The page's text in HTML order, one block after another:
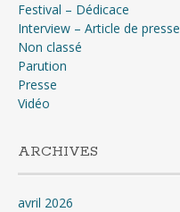
Festival – Dédicace
Interview – Article de presse
Non classé
Parution
Presse
Vidéo
ARCHIVES
avril 2026